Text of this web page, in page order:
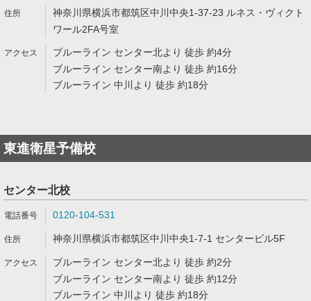
神奈川県横浜市都筑区中川中央1-37-23 ルネス・ヴィクト
ワール2FA号室
ブルーライン センター北より 徒歩 約4分
ブルーライン センター南より 徒歩 約16分
ブルーライン 中川より 徒歩 約18分
東進衛星予備校
センター北校
0120-104-531
神奈川県横浜市都筑区中川中央1-7-1 センタービル5F
ブルーライン センター北より 徒歩 約2分
ブルーライン センター南より 徒歩 約12分
ブルーライン 中川より 徒歩 約18分